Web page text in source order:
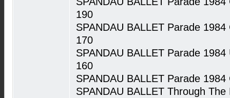
190
SPANDAU BALLET Parade
170
SPANDAU BALLET Parade
160
SPANDAU BALLET Parade
SPANDAU BALLET Through